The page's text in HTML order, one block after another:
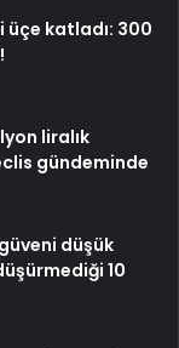
üçe katladı: 300
liralık
gündeminde
düşük
10